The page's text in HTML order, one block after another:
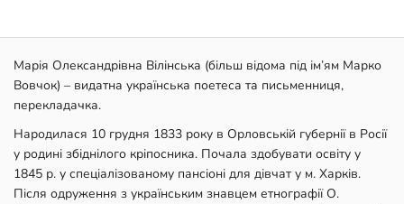
Марія Олександрівна Вілінська (більш відома під ім’ям Марко
Вовчок) – видатна українська поетеса та письменниця,
перекладачка.
Народилася 10 грудня 1833 року в Орловській губернії в Росії
у родині збіднілого кріпосника. Почала здобувати освіту у
1845 р. у спеціалізованому пансіоні для дівчат у м. Харків.
Після одруження з українським знавцем етнографії О.